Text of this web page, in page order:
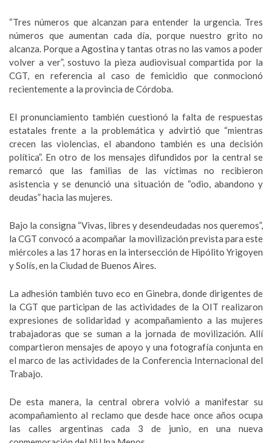
“Tres números que alcanzan para entender la urgencia. Tres
números que aumentan cada día, porque nuestro grito no
alcanza. Porque a Agostina y tantas otras no las vamos a poder
volver a ver”, sostuvo la pieza audiovisual compartida por la
CGT, en referencia al caso de femicidio que conmocionó
recientemente a la provincia de Córdoba.
El pronunciamiento también cuestionó la falta de respuestas
estatales frente a la problemática y advirtió que “mientras
crecen las violencias, el abandono también es una decisión
política”. En otro de los mensajes difundidos por la central se
remarcó que las familias de las víctimas no recibieron
asistencia y se denunció una situación de “odio, abandono y
deudas” hacia las mujeres.
Bajo la consigna “Vivas, libres y desendeudadas nos queremos”,
la CGT convocó a acompañar la movilización prevista para este
miércoles a las 17 horas en la intersección de Hipólito Yrigoyen
y Solís, en la Ciudad de Buenos Aires.
La adhesión también tuvo eco en Ginebra, donde dirigentes de
la CGT que participan de las actividades de la OIT realizaron
expresiones de solidaridad y acompañamiento a las mujeres
trabajadoras que se suman a la jornada de movilización. Allí
compartieron mensajes de apoyo y una fotografía conjunta en
el marco de las actividades de la Conferencia Internacional del
Trabajo.
De esta manera, la central obrera volvió a manifestar su
acompañamiento al reclamo que desde hace once años ocupa
las calles argentinas cada 3 de junio, en una nueva